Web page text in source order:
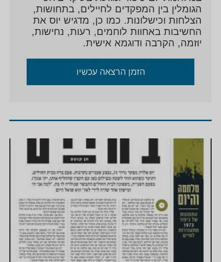
הגומלין בין המפקדים לחיילים, בתחושות,
הצלחות וכישלונות. כמו כן, מדגיש יוס את
החשיבות באחוות לוחמים, רעות, נחישות,
יוזמה, הקרבה ודוגמא אישית.
הזמן הרצאה עכשיו